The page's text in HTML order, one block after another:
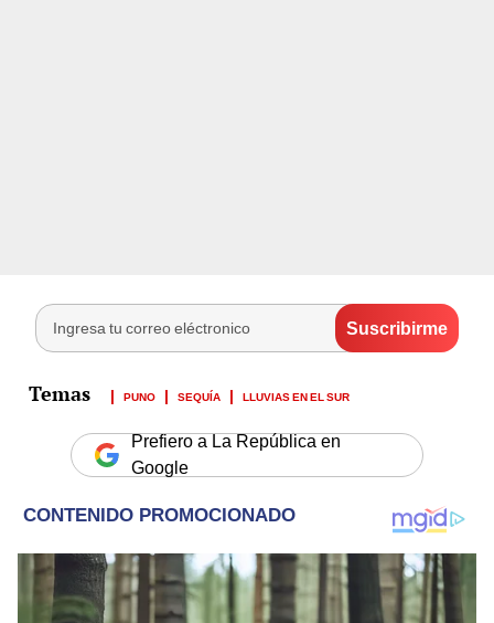
PUNO SEQUÍA LLUVIAS EN EL SUR
Prefiero a La República en
Google